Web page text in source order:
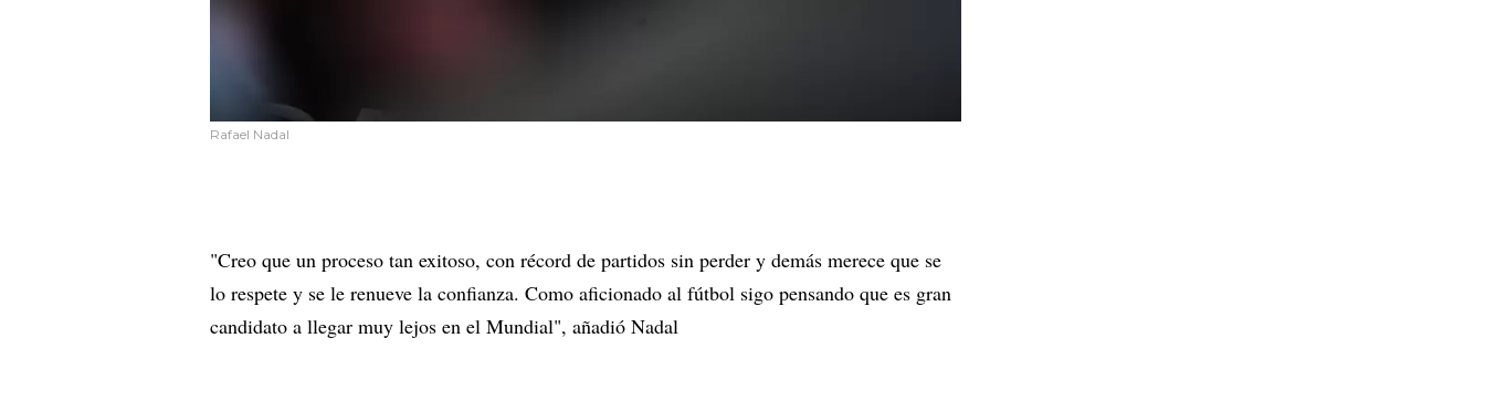
Rafael Nadal
"Creo que un proceso tan exitoso, con récord de partidos sin perder y demás merece que se
lo respete y se le renueve la confianza. Como aficionado al fútbol sigo pensando que es gran
candidato a llegar muy lejos en el Mundial", añadió Nadal